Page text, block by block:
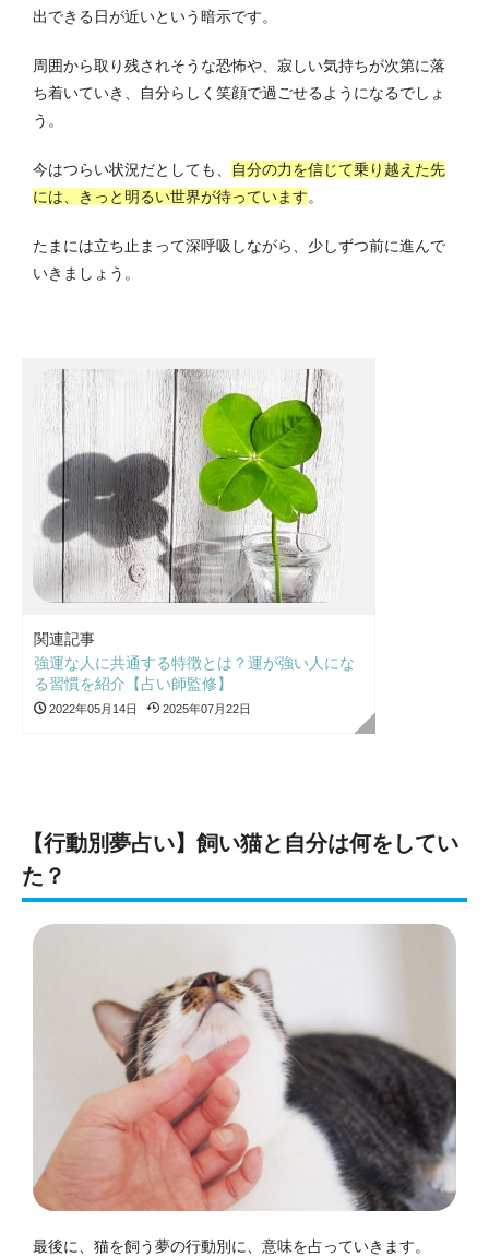
出できる日が近いという暗示です。
周囲から取り残されそうな恐怖や、寂しい気持ちが次第に落
ち着いていき、自分らしく笑顔で過ごせるようになるでしょ
う。
今はつらい状況だとしても、
自分の力を信じて乗り越えた先
には、きっと明るい世界が待っています。
たまには立ち止まって深呼吸しながら、少しずつ前に進んで
いきましょう。
関連記事
強運な人に共通する特徴とは？運が強い人にな
る習慣を紹介【占い師監修】
2022年05月14日 2025年07月22日
【行動別夢占い】飼い猫と自分は何をしてい
た？
最後に、猫を飼う夢の行動別に、意味を占っていきます。